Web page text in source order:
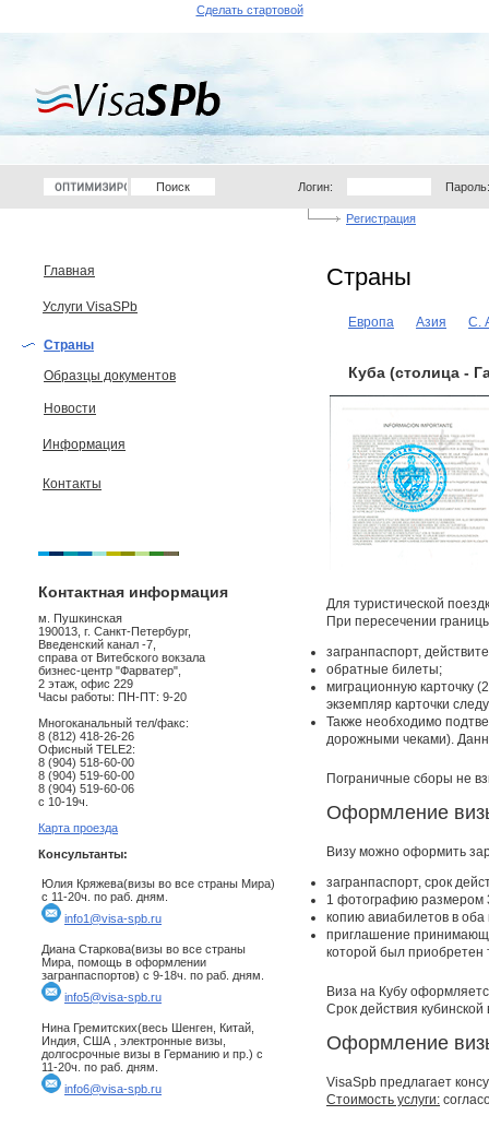
Сделать стартовой
Логин: Пароль:
Регистрация
Главная
Услуги VisaSPb
Страны
Образцы документов
Новости
Информация
Контакты
Контактная информация
м. Пушкинская
190013, г. Санкт-Петербург,
Введенский канал -7,
справа от Витебского вокзала
бизнес-центр "Фарватер",
2 этаж, офис 229
Часы работы: ПН-ПТ: 9-20
Многоканальный тел/факс:
8 (812) 418-26-26
Офисный TELE2:
8 (904) 518-60-00
8 (904) 519-60-00
8 (904) 519-60-06
с 10-19ч.
Карта проезда
Консультанты:
Юлия Кряжева(визы во все страны Мира)
с 11-20ч. по раб. дням.
info1@visa-spb.ru
Диана Старкова(визы во все страны
Мира, помощь в оформлении
загранпаспортов) с 9-18ч. по раб. дням.
info5@visa-spb.ru
Нина Гремитских(весь Шенген, Китай,
Индия, США , электронные визы,
долгосрочные визы в Германию и пр.) с
11-20ч. по раб. дням.
info6@visa-spb.ru
Страны
Европа Азия С.
Куба (столица -
Для туристической
При пересечении
загранпаспорт,
обратные билеты;
миграционную карточку
экземпляр карточки
Также необходимо
дорожными чеками).
Пограничные сборы не
Оформление
Визу можно оформить
загранпаспорт, срок
1 фотографию размером
копию авиабилетов в оба
приглашение
которой был приобретен
Виза на Кубу
Срок действия
Оформление
VisaSpb предлагает
Стоимость услуги: